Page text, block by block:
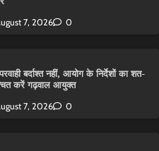
7, 2026 0
बर्दाश्त नहीं, आयोग के निर्देशों का शत-
करें गढ़वाल आयुक्त
7, 2026 0